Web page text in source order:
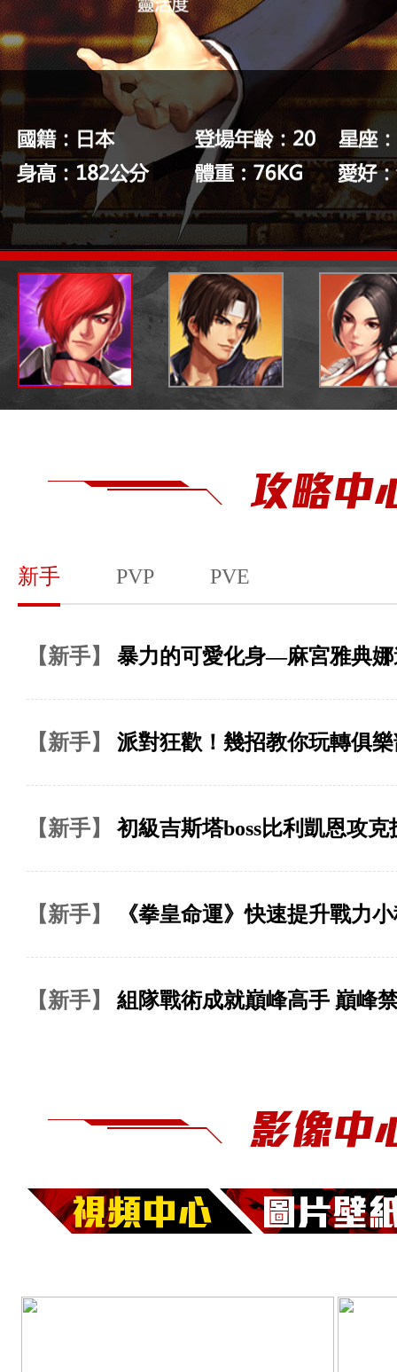
新手 PVP PVE
【新手】 暴力的可愛化身—麻宮雅典
【新手】 派對狂歡！幾招教你玩轉俱
【新手】 初級吉斯塔boss比利凱恩攻克
【新手】 《拳皇命運》快速提升戰力
【新手】 組隊戰術成就巔峰高手 巔峰